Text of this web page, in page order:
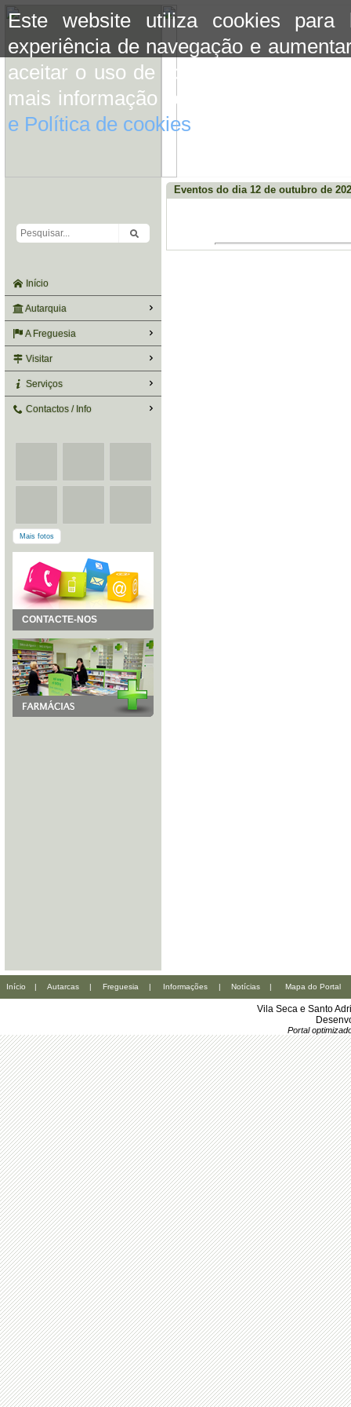
Este website utiliza cookies para
experiência de navegação e
aceitar o uso de cookies basta
mais informação consulte a
e Política de cookies
Início
Autarquia
A Freguesia
Visitar
Serviços
Contactos / Info
Mais fotos
CONTACTE-NOS
Eventos do dia 12 de outubro de
Início | Autarcas | Freguesia | Informações | Notícias | Mapa do Portal
Vila Seca e Santo
Portal